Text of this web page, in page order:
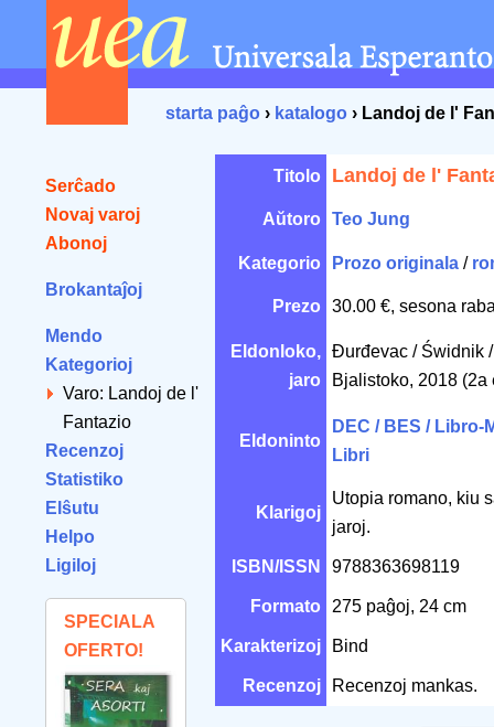
starta paĝo › katalogo › Landoj de l'
Serĉado
Novaj varoj
Abonoj
Brokantaĵoj
Mendo
Kategorioj
Varo: Landoj de l'
Fantazio
Recenzoj
Statistiko
Elŝutu
Helpo
Ligiloj
SPECIALA
OFERTO!
Titolo Landoj de l'
Aŭtoro Teo Jung
Kategorio Prozo originala /
Prezo 30.00 €, sesona
Eldonloko,
jaro
Đurđevac / Świdnik
Bjalistoko, 2018
Eldoninto
DEC / BES / Libro-
Libri
Klarigoj
Utopia romano, kiu
jaroj.
ISBN/ISSN 9788363698119
Formato 275 paĝoj, 24 cm
Karakterizoj Bind
Recenzoj Recenzoj mankas.